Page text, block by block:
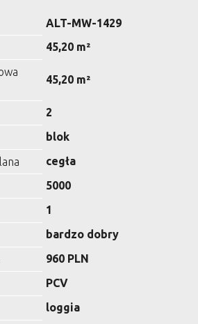
ALT-MW-1429
45,20 m²
45,20 m²
2
blok
cegła
5000
1
bardzo dobry
960 PLN
PCV
loggia